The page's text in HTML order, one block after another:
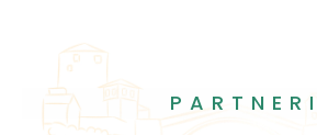
PARTNERI